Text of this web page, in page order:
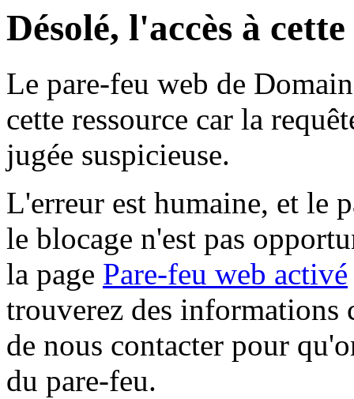
Désolé, l'accès à
Le pare-feu web de
cette ressource car la
jugée suspicieuse.
L'erreur est humaine, et le
le blocage n'est pas
la page Pare-feu web activé
trouverez des informations
de nous contacter pour
du pare-feu.